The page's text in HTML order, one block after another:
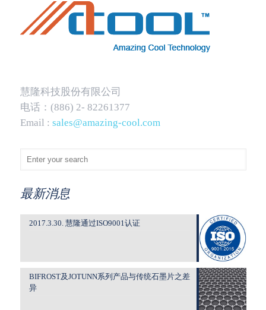
慧隆科技股份有限公司
电话：(886) 2- 82261377
Email : sales@amazing-cool.com
最新消息
2017.3.30. 慧隆通过ISO9001认证
BIFROST及JOTUNN系列产品与传统石墨片之差
异